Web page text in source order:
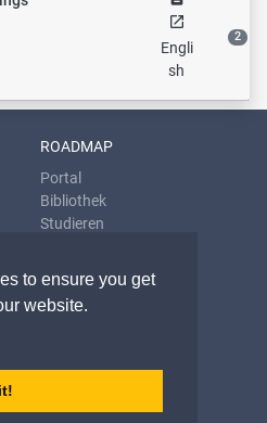
to ensure you get
website.
open_in_new
Engli
sh
2
ROADMAP
Portal
Bibliothek
Studieren